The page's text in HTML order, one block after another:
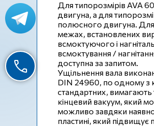
Для типорозмірів AVA
двигуна, а для
полюсного двигуна. Для
межах, встановлених
всмоктуючого і
всмоктування /
доступна за запитом.
Ущільнення вала
DIN 24960, по одному з
стандартних, вимагають
кінцевий вакуум, який
можливо завдяки
пластині, який підвищує